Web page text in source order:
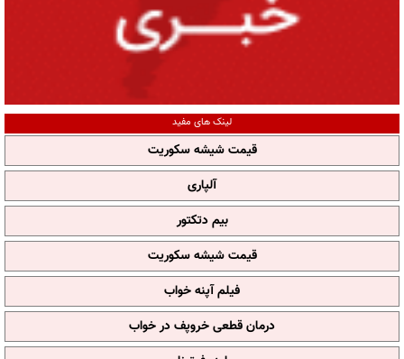
لینک های مفید
قیمت شیشه سکوریت
آلپاری
بیم دتکتور
قیمت شیشه سکوریت
فیلم آپنه خواب
درمان قطعی خروپف در خواب